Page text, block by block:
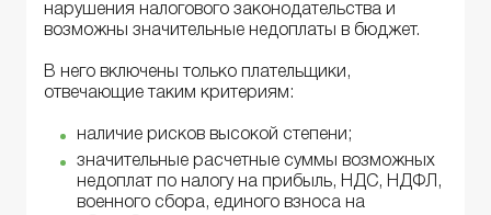
нарушения налогового законодательства и
возможны значительные недоплаты в бюджет.
В него включены только плательщики,
отвечающие таким критериям:
наличие рисков высокой степени;
значительные расчетные суммы возможных
недоплат по налогу на прибыль, НДС, НДФЛ,
военного сбора, единого взноса на